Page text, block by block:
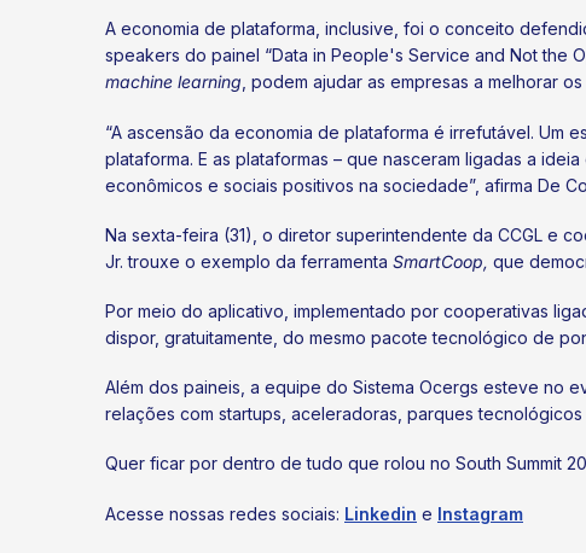
A economia de plataforma, inclusive, foi o conceito
speakers do painel “Data in People's Service and Not the
machine learning , podem ajudar as empresas a melhorar
“A ascensão da economia de plataforma é irrefutável.
plataforma. E as plataformas – que nasceram ligadas a
econômicos e sociais positivos na sociedade”, afirma De
Na sexta-feira (31), o diretor superintendente da CCGL e
Jr. trouxe o exemplo da ferramenta SmartCoop, que
Por meio do aplicativo, implementado por cooperativas
dispor, gratuitamente, do mesmo pacote tecnológico de
Além dos paineis, a equipe do Sistema Ocergs esteve no
relações com startups, aceleradoras, parques
Quer ficar por dentro de tudo que rolou no South Summit
Acesse nossas redes sociais: Linkedin e Instagram